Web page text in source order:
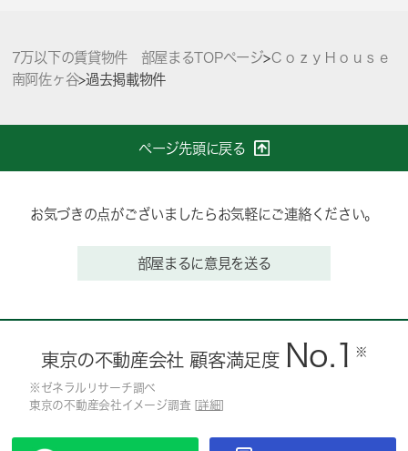
7万以下の賃貸物件 部屋まるTOPページ>ＣｏｚｙＨｏｕｓｅ
南阿佐ヶ谷>過去掲載物件
ページ先頭に戻る
お気づきの点がございましたらお気軽にご連絡ください。
部屋まるに意見を送る
東京の不動産会社 顧客満足度 No.1 ※
※ゼネラルリサーチ調べ
東京の不動産会社イメージ調査 [ 詳細